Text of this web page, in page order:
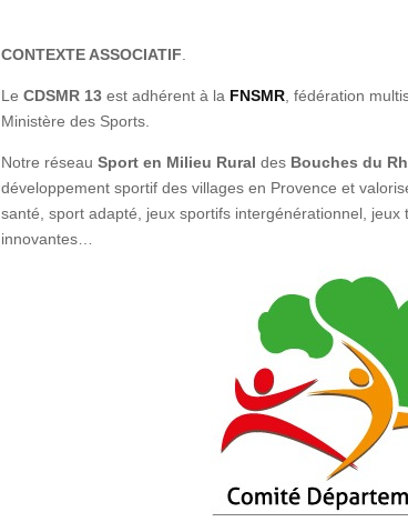
CONTEXTE ASSOCIATIF
LeCDSMR 13 est adhérent à la FNSMR , fédération
Ministère des Sports.
Notre réseauSport en Milieu Ruraldes Bouches du
développement sportif des villages en Provence et
santé, sport adapté, jeux sportifs intergénérationnel, jeux
innovantes…